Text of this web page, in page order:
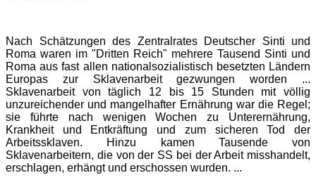
Nach Schätzungen des Zentralrates Deutscher Sinti und
Roma waren im "Dritten Reich" mehrere Tausend Sinti und
Roma aus fast allen nationalsozialistisch besetzten Ländern
Europas zur Sklavenarbeit gezwungen worden ...
Sklavenarbeit von täglich 12 bis 15 Stunden mit völlig
unzureichender und mangelhafter Ernährung war die Regel;
sie führte nach wenigen Wochen zu Unterernährung,
Krankheit und Entkräftung und zum sicheren Tod der
Arbeitssklaven. Hinzu kamen Tausende von
Sklavenarbeitern, die von der SS bei der Arbeit misshandelt,
erschlagen, erhängt und erschossen wurden. ...